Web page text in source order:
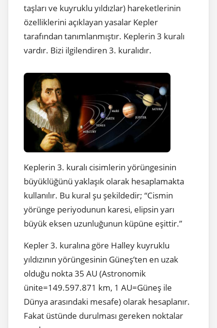
taşları ve kuyruklu yıldızlar) hareketlerinin
özelliklerini açıklayan yasalar Kepler
tarafından tanımlanmıştır. Keplerin 3 kuralı
vardır. Bizi ilgilendiren 3. kuralıdır.
Keplerin 3. kuralı cisimlerin yörüngesinin
büyüklüğünü yaklaşık olarak hesaplamakta
kullanılır. Bu kural şu şekildedir; “Cismin
yörünge periyodunun karesi, elipsin yarı
büyük eksen uzunluğunun küpüne eşittir.”
Kepler 3. kuralına göre Halley kuyruklu
yıldızının yörüngesinin Güneş’ten en uzak
olduğu nokta 35 AU (Astronomik
ünite=149.597.871 km, 1 AU=Güneş ile
Dünya arasındaki mesafe) olarak hesaplanır.
Fakat üstünde durulması gereken noktalar